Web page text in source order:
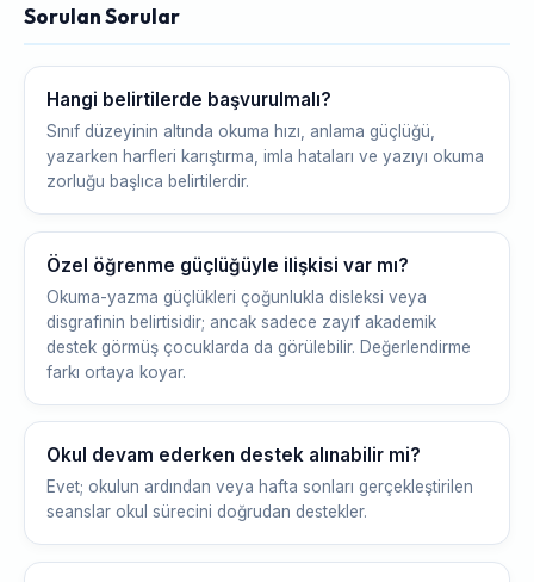
Sorulan Sorular
Hangi belirtilerde başvurulmalı?
Sınıf düzeyinin altında okuma hızı, anlama güçlüğü,
yazarken harfleri karıştırma, imla hataları ve yazıyı okuma
zorluğu başlıca belirtilerdir.
Özel öğrenme güçlüğüyle ilişkisi var mı?
Okuma-yazma güçlükleri çoğunlukla disleksi veya
disgrafinin belirtisidir; ancak sadece zayıf akademik
destek görmüş çocuklarda da görülebilir. Değerlendirme
farkı ortaya koyar.
Okul devam ederken destek alınabilir mi?
Evet; okulun ardından veya hafta sonları gerçekleştirilen
seanslar okul sürecini doğrudan destekler.